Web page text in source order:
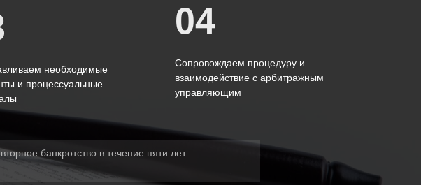
банкротство в течение пяти лет.
необходимые
и процессуальные
04
Сопровождаем процедуру и
взаимодействие с арбитражным
управляющим